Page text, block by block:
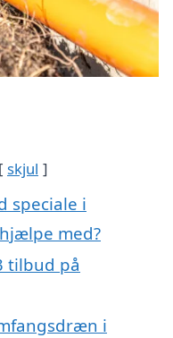
skjul
speciale i
med?
tilbud på
i